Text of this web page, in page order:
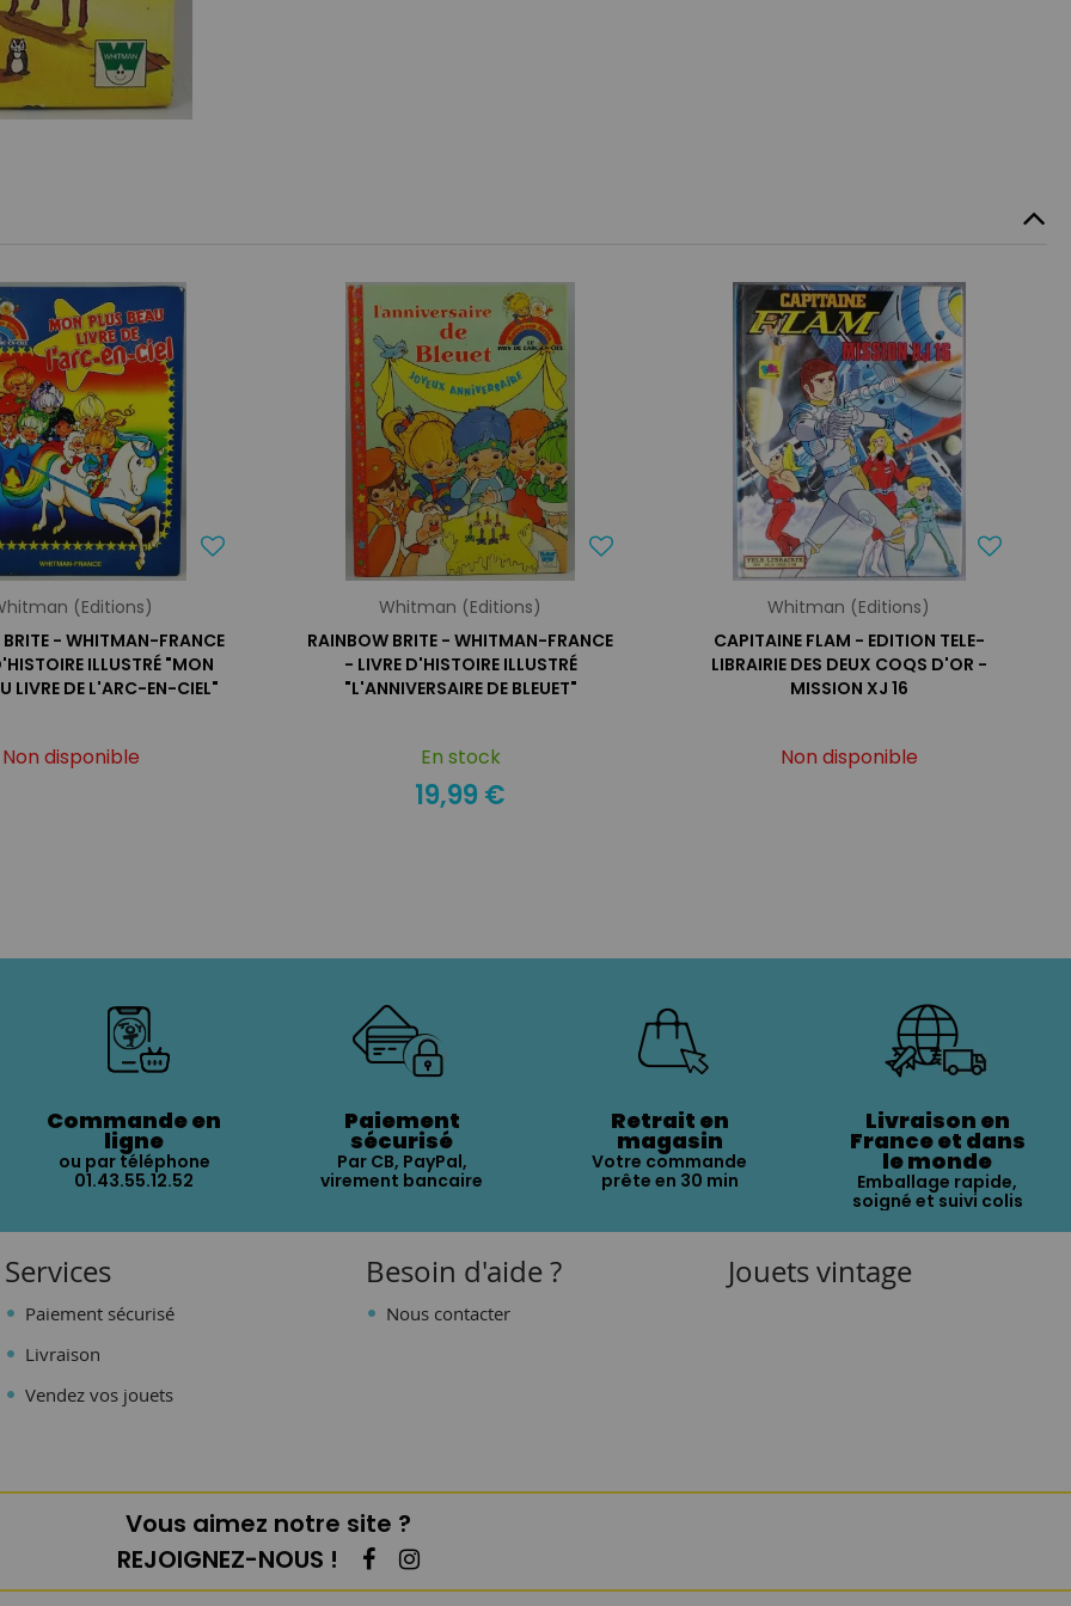
(Editions)
- WHITMAN-FRANCE
ILLUSTRÉ "MON
LIVRE DE L'ARC-EN-CIEL"
Non disponible
Whitman (Editions)
RAINBOW BRITE - WHITMAN-FRANCE
- LIVRE D'HISTOIRE ILLUSTRÉ
"L'ANNIVERSAIRE DE BLEUET"
En stock
19,99 €
Whitman (Editions)
CAPITAINE FLAM - EDITION TELE-
LIBRAIRIE DES DEUX COQS D'OR -
MISSION XJ 16
Non disponible
Commande en
ligne
ou par téléphone
01.43.55.12.52
Paiement
sécurisé
Par CB, PayPal,
virement bancaire
Retrait en
magasin
Votre commande
prête en 30 min
Livraison en
France et dans
le monde
Emballage rapide,
soigné et suivi colis
Services
Paiement sécurisé
Livraison
Vendez vos jouets
Besoin d'aide ?
Nous contacter
Jouets vintage
Vous aimez notre site ?
REJOIGNEZ-NOUS !